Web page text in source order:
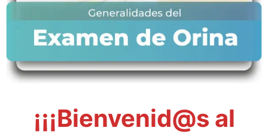
¡¡¡Bienvenid@s al